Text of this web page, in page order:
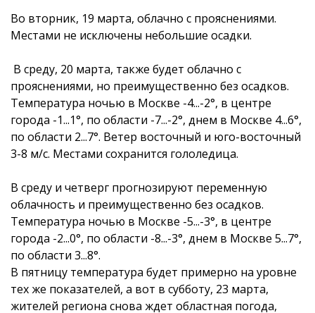
Во вторник, 19 марта, облачно с прояснениями.
Местами не исключены небольшие осадки.
В среду, 20 марта, также будет облачно с
прояснениями, но преимущественно без осадков.
Tемпература ночью в Москве -4...-2°, в центре
города -1...1°, по области -7...-2°, днем в Москве 4...6°,
по области 2...7°. Ветер восточный и юго-восточный
3-8 м/с. Местами сохранится гололедица.
В среду и четверг прогнозируют переменную
облачность и преимущественно без осадков.
Tемпература ночью в Москве -5...-3°, в центре
города -2...0°, по области -8...-3°, днем в Москве 5...7°,
по области 3...8°.
В пятницу температура будет примерно на уровне
тех же показателей, а вот в субботу, 23 марта,
жителей региона снова ждет областная погода,